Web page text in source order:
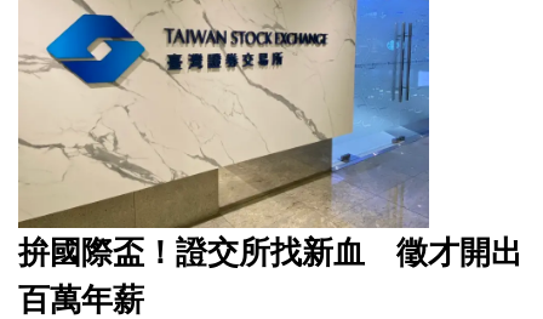
拚國際盃！證交所找新血 徵才開出
百萬年薪